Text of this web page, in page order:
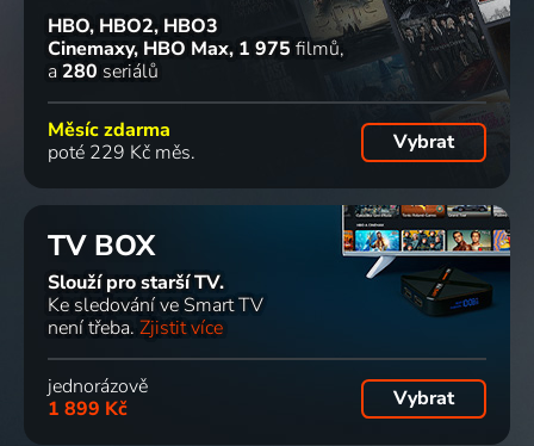
HBO, HBO2, HBO3
Cinemaxy, HBO Max 1 975 filmů
a 280 seriálů
Měsíc zdarma
poté 229 Kč měs.
Vybrat
TV BOX
Slouží pro starší TV.
Ke sledování ve Smart TV
není třeba. Zjistit více
jednorázově
1 899 Kč
Vybrat